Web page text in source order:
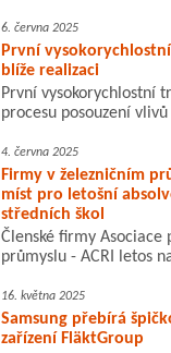
6. června 2025
První
blíže realizaci
První vysokorychlostní
procesu posouzení
4. června 2025
Firmy v železničním
míst pro letošní
středních škol
Členské firmy Asociace
průmyslu - ACRI letos
16. května 2025
Samsung přebírá
zařízení FläktGroup